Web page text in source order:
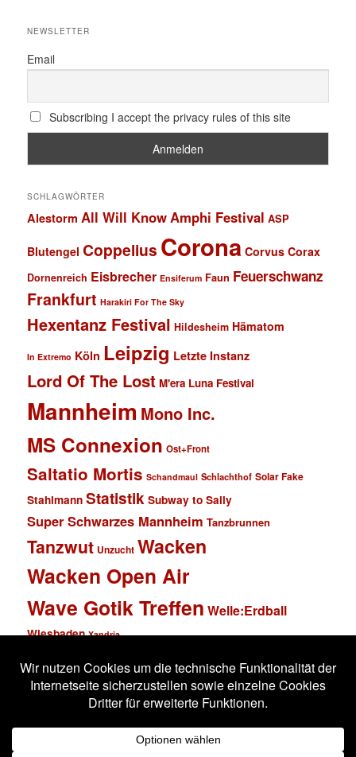
NEWSLETTER
Email
Subscribing I accept the privacy rules of this site
SCHLAGWÖRTER
Alestorm All Will KnowAmphi Festival ASP
Blutengel Coppelius Corona Corvus Corax
Dornenreich Eisbrecher Ensiferum Faun Feuerschwanz
Frankfurt Harakiri For The Sky
Hexentanz Festival Hildesheim Hämatom
In Extremo Köln Leipzig Letzte Instanz
Lord Of The Lost M'era Luna Festival
Mannheim Mono Inc.
MS Connexion Ost+Front
Saltatio Mortis Schandmaul Schlachthof Solar Fake
Stahlmann Statistik Subway to Sally
Super Schwarzes Mannheim Tanzbrunnen
Tanzwut Unzucht Wacken
Wacken Open Air
Wave Gotik Treffen Welle:Erdball
Wiesbaden Xandria
Impressum